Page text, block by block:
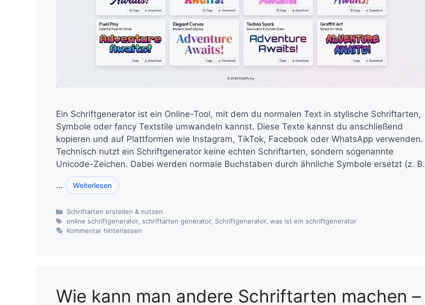
Ein Schriftgenerator ist ein Online-Tool, mit dem du normalen Text in stylische Schriftarten,
Symbole oder fancy Textstile umwandeln kannst. Diese Texte kannst du anschließend
kopieren und auf Plattformen wie Instagram, TikTok, Facebook oder WhatsApp verwenden.
Technisch nutzt ein Schriftgenerator keine echten Schriftarten, sondern sogenannte
Unicode-Zeichen. Dabei werden normale Buchstaben durch ähnliche Symbole ersetzt (z. B.
… Weiterlesen
Kategorien
Schriftarten erstellen & nutzen
Schlagwörter
online schriftgenerator, schriftarten generator, Schriftgenerator, was ist ein schriftgenerator
Kommentar hinterlassen
Wie kann man andere Schriftarten machen –